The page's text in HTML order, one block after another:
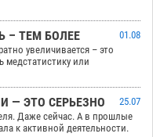
– ТЕМ БОЛЕЕ
01.08
увеличивается – это
или
— ЭТО СЕРЬЕЗНО
25.07
Даже сейчас. А в прошлые
к активной деятельности.